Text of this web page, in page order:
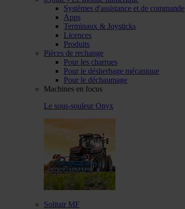
Systèmes d'assistance et de commande
Apps
Terminaux & Joysticks
Licences
Produits
Pièces de rechange
Pour les charrues
Pour le désherbage mécanique
Pour le déchaumage
Machines en focus
Le sous-souleur Onyx
Solitair MF